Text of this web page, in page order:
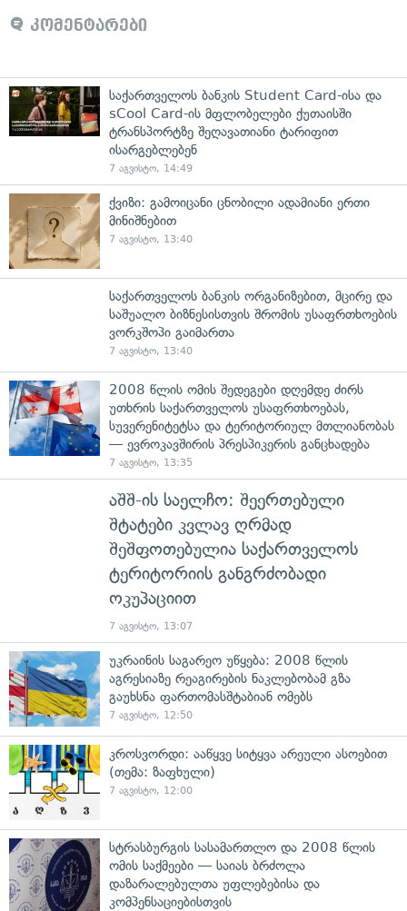
კომენტარები
საქართველოს ბანკის Student Card-ისა და
sCool Card-ის მფლობელები ქუთაისში
ტრანსპორტზე შეღავათიანი ტარიფით
ისარგებლებენ
7 აგვისტო, 14:49
ქვიზი: გამოიცანი ცნობილი ადამიანი ერთი
მინიშნებით
7 აგვისტო, 13:40
საქართველოს ბანკის ორგანიზებით, მცირე და
საშუალო ბიზნესისთვის შრომის უსაფრთხოების
ვორკშოპი გაიმართა
7 აგვისტო, 13:40
2008 წლის ომის შედეგები დღემდე ძირს
უთხრის საქართველოს უსაფრთხოებას,
სუვერენიტეტსა და ტერიტორიულ მთლიანობას
— ევროკავშირის პრესპიკერის განცხადება
7 აგვისტო, 13:35
აშშ-ის საელჩო: შეერთებული
შტატები კვლავ ღრმად
შეშფოთებულია საქართველოს
ტერიტორიის განგრძობადი
ოკუპაციით
7 აგვისტო, 13:07
უკრაინის საგარეო უწყება: 2008 წლის
აგრესიაზე რეაგირების ნაკლებობამ გზა
გაუხსნა ფართომასშტაბიან ომებს
7 აგვისტო, 12:50
კროსვორდი: ააწყვე სიტყვა არეული ასოებით
(თემა: ზაფხული)
7 აგვისტო, 12:00
სტრასბურგის სასამართლო და 2008 წლის
ომის საქმეები — საიას ბრძოლა
დაზარალებულთა უფლებებისა და
კომპენსაციებისთვის